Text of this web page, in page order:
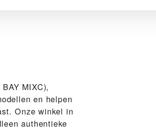
MIXC),
en helpen
Onze winkel in
authentieke